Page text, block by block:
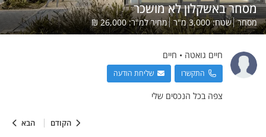
הקודם הבא
מסחר באשקלון לא מושכר
מסחר שטח:3,000מ"ר מחיר למ"ר:26,000
₪
חיים גואטה • חיים
התקשרו שליחת הודעה
צפה בכל הנכסים שלי